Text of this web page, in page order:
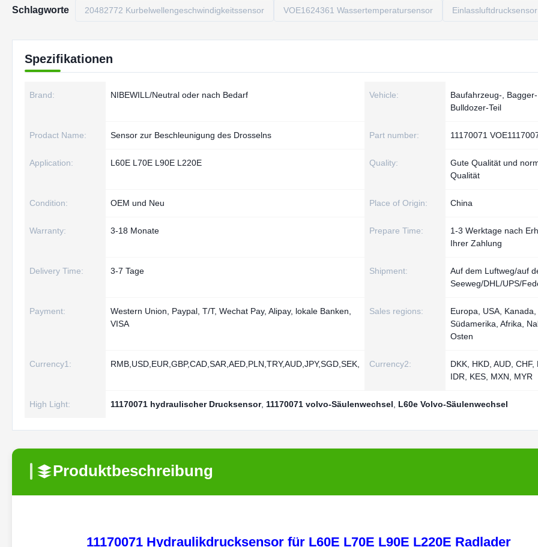
Schlagworte 20482772 Kurbelwellengeschwindigkeitssensor VOE1624361 Wassertemperatursensor Einlassluftdrucksensor
Spezifikationen
Brand: NIBEWILL/Neutral oder nach Bedarf Vehicle:
Baufahrzeug-,
Bulldozer-Teil
Prodact Name: Sensor zur Beschleunigung des Drosselns Part number: 11170071
Application: L60E L70E L90E L220E Quality:
Gute Qualität und
Qualität
Condition: OEM und Neu Place of Origin: China
Warranty: 3-18 Monate Prepare Time:
1-3 Werktage nach
Ihrer Zahlung
Delivery Time: 3-7 Tage Shipment:
Auf dem Luftweg/auf
Seeweg/DHL/UPS/
Payment:
Western Union, Paypal, T/T, Wechat Pay, Alipay, lokale Banken,
VISA
Sales regions:
Europa, USA, Kanada,
Südamerika, Afrika,
Osten
Currency1: RMB,USD,EUR,GBP,CAD,SAR,AED,PLN,TRY,AUD,JPY,SGD,SEK, Currency2:
DKK, HKD, AUD, CHF,
IDR, KES, MXN, MYR
High Light: 11170071 hydraulischer Drucksensor, 11170071 volvo-Säulenwechsel L60e Volvo-Säulenwechsel
Produktbeschreibung
11170071 Hydraulikdrucksensor für L60E L70E L90E L220E Radlader